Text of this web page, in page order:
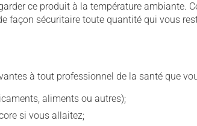
ce produit à la température ambiante.
façon sécuritaire toute quantité qui vous
à tout professionnel de la santé que
aliments ou autres);
si vous allaitez;